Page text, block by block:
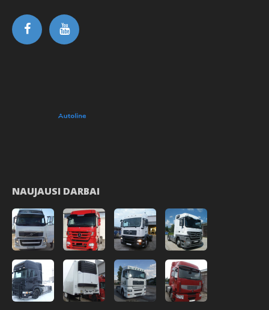
NAUJAUSI DARBAI